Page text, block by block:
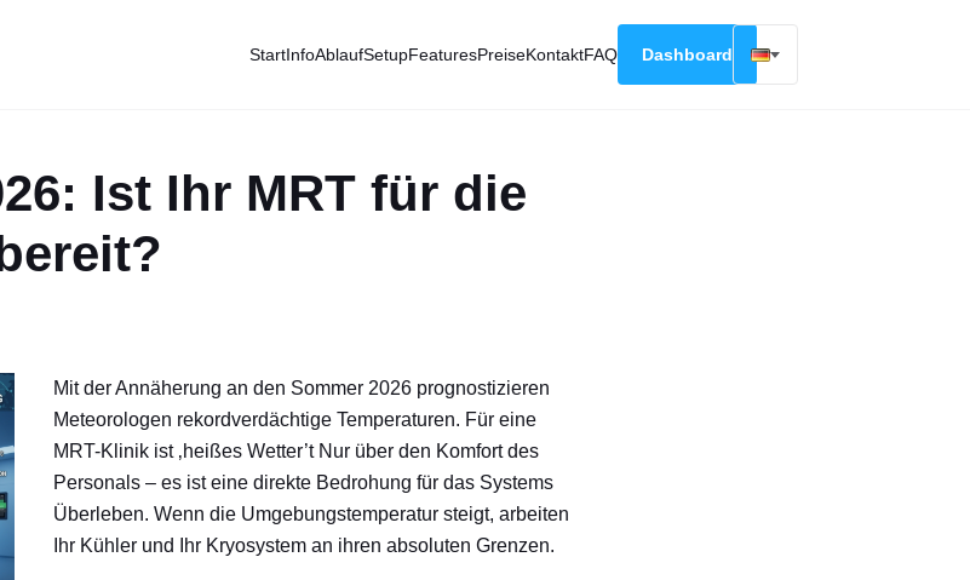
StartInfoAblaufSetupFeaturesPreiseKontaktFAQ Dashboard
Ist Ihr MRT für die
Mit der Annäherung an den Sommer 2026 prognostizieren
Meteorologen rekordverdächtige Temperaturen. Für eine
MRT-Klinik ist ‚heißes Wetter’t Nur über den Komfort des
Personals – es ist eine direkte Bedrohung für das Systems
Überleben. Wenn die Umgebungstemperatur steigt, arbeiten
Ihr Kühler und Ihr Kryosystem an ihren absoluten Grenzen.